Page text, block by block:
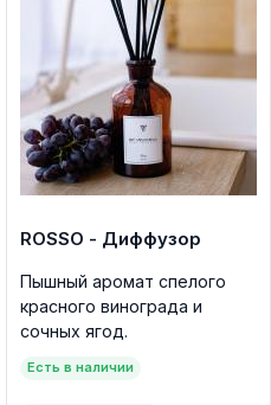
ROSSO - Диффузор
Пышный аромат спелого
красного винограда и
сочных ягод.
Есть в наличии